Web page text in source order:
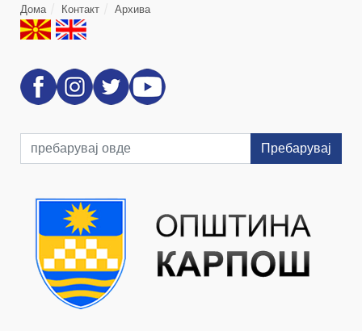
Дома Контакт Архива
Пребарувај